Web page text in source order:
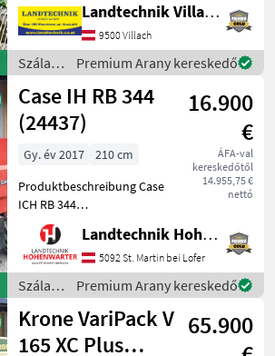
fogkarral, tandemtengely,
elülső tapintókerék,
lengőkarok
lengéscsillapítókkal,
hidraulikusan össze
Landtechnik Villach GmbH
9500 Villach
Szálastakarmány
betakarítók
/ Krone
Premium Arany kereskedő
Case IH RB 344
(24437)
16.900
€
ÁFA-val
kereskedőtől
14.955,75 €
nettó
Gy. év 2017
210 cm
Produktbeschreibung Case
ICH RB 344
Rundballenpresse Ich freue
mich, Ihnen im
Maschinenzentrum St.
Martin die Case ICH RB 344
Rundballenpresse
ausführlich vorzustel
Landtechnik Hohenwarter GmbH
5092 St. Martin bei Lofer
Szálastakarmány
betakarítók
/ Case
IH
Premium Arany kereskedő
Krone VariPack V
165 XC Plus
65.900